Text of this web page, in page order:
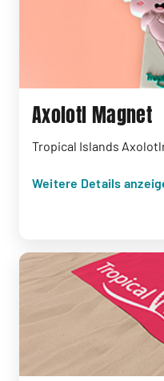
Axolotl Magnet
Tropical Islands
Weitere Details